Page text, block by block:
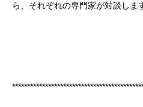
ら、それぞれの専門家が対談しま